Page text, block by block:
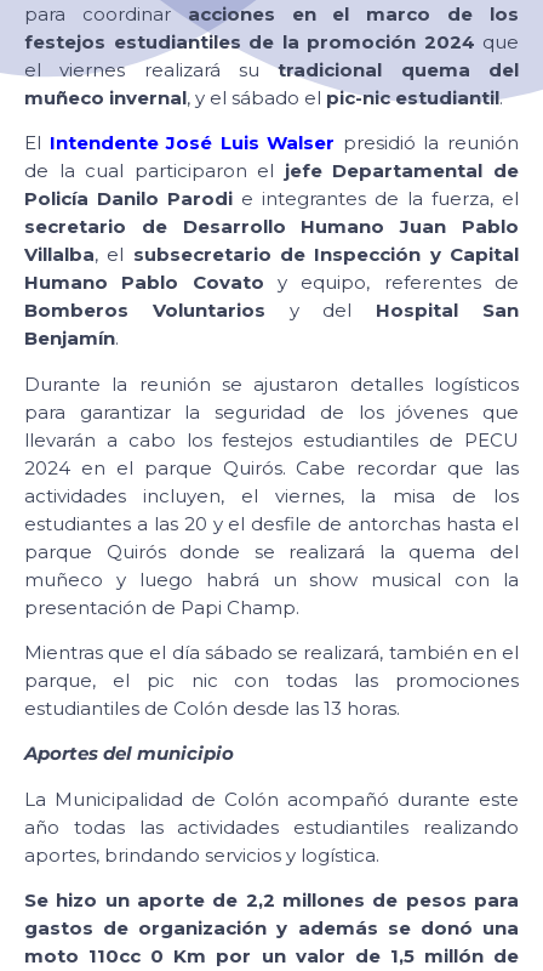
para coordinaracciones en el marco de los
festejos estudiantiles de la promoción 2024 que
el viernes realizará sutradicional quema del
muñeco invernal, y el sábado el pic-nic estudiantil.
El Intendente José Luis Walser presidió la reunión
de la cual participaron el jefe Departamental de
Policía Danilo Parodi e integrantes de la fuerza, el
secretario de Desarrollo Humano Juan Pablo
Villalba, el subsecretario de Inspección y Capital
Humano Pablo Covato y equipo, referentes de
Bomberos Voluntarios y del Hospital San
Benjamín.
Durante la reunión se ajustaron detalles logísticos
para garantizar la seguridad de los jóvenes que
llevarán a cabo los festejos estudiantiles de PECU
2024 en el parque Quirós. Cabe recordar que las
actividades incluyen, el viernes, la misa de los
estudiantes a las 20 y el desfile de antorchas hasta el
parque Quirós donde se realizará la quema del
muñeco y luego habrá un show musical con la
presentación de Papi Champ.
Mientras que el día sábado se realizará, también en el
parque, el pic nic con todas las promociones
estudiantiles de Colón desde las 13 horas.
Aportes del municipio
La Municipalidad de Colón acompañó durante este
año todas las actividades estudiantiles realizando
aportes, brindando servicios y logística.
Se hizo un aporte de 2,2 millones de pesos para
gastos de organización y además se donó una
moto 110cc 0 Km por un valor de 1,5 millón de